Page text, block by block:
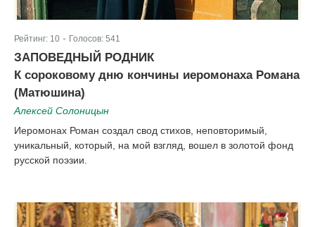
Рейтинг: 10 Голосов: 541
ЗАПОВЕДНЫЙ РОДНИК
К сороковому дню кончины иеромонаха Романа
(Матюшина)
Алексей Солоницын
Иеромонах Роман создал свод стихов, неповторимый,
уникальный, который, на мой взгляд, вошел в золотой фонд
русской поэзии.